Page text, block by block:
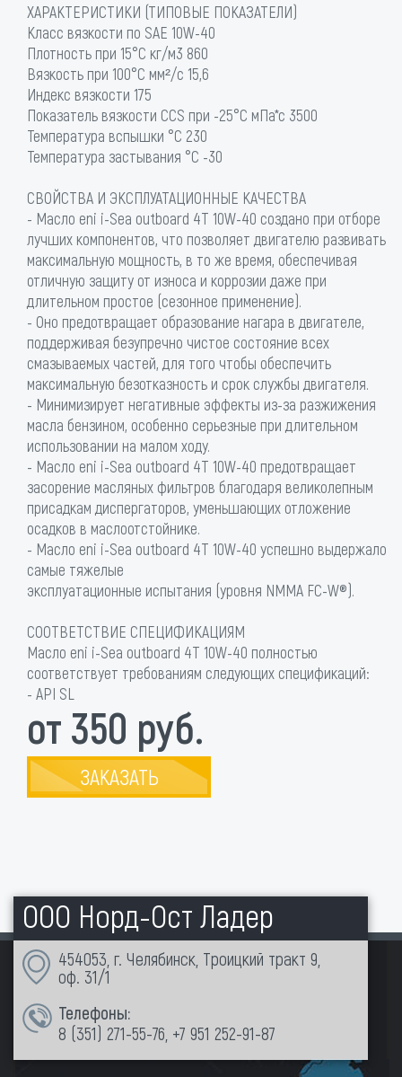
ХАРАКТЕРИСТИКИ (ТИПОВЫЕ ПОКАЗАТЕЛИ)
Класс вязкости по SAE 10W-40
Плотность при 15°C кг/м3 860
Вязкость при 100°C мм²/с 15,6
Индекс вязкости 175
Показатель вязкости CCS при -25°C мПа*с 3500
Температура вспышки °C 230
Температура застывания °C -30
СВОЙСТВА И ЭКСПЛУАТАЦИОННЫЕ КАЧЕСТВА
- Масло eni i-Sea outboard 4T 10W-40 создано при отборе
лучших компонентов, что позволяет двигателю развивать
максимальную мощность, в то же время, обеспечивая
отличную защиту от износа и коррозии даже при
длительном простое (сезонное применение).
- Оно предотвращает образование нагара в двигателе,
поддерживая безупречно чистое состояние всех
смазываемых частей, для того чтобы обеспечить
максимальную безотказность и срок службы двигателя.
- Минимизирует негативные эффекты из-за разжижения
масла бензином, особенно серьезные при длительном
использовании на малом ходу.
- Масло eni i-Sea outboard 4T 10W-40 предотвращает
засорение масляных фильтров благодаря великолепным
присадкам диспергаторов, уменьшающих отложение
осадков в маслоотстойнике.
- Масло eni i-Sea outboard 4T 10W-40 успешно выдержало
самые тяжелые
эксплуатационные испытания (уровня NMMA FC-W®).
СООТВЕТСТВИЕ СПЕЦИФИКАЦИЯМ
Масло eni i-Sea outboard 4T 10W-40 полностью
соответствует требованиям следующих спецификаций:
- API SL
от 350 руб.
ЗАКАЗАТЬ
ООО Норд-Ост Ладер
454053, г. Челябинск, Троицкий тракт 9,
оф. 31/1
Телефоны:
8 (351) 271-55-76 +7 951 252-91-87